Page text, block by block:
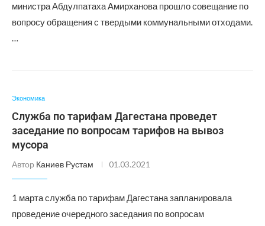
министра Абдулпатаха Амирханова прошло совещание по
вопросу обращения с твердыми коммунальными отходами.
…
Экономика
Служба по тарифам Дагестана проведет
заседание по вопросам тарифов на вывоз
мусора
Автор Каниев Рустам 01.03.2021
1 марта служба по тарифам Дагестана запланировала
проведение очередного заседания по вопросам